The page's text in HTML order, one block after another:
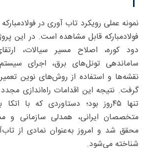
فولادمبارکه قابل مشاهده است. در این
دود کوره، اصلاح مسیر سیالات،
ساماندهی تونل‌های برق، اجرای سیستم
نقشه‌ها و استفاده از روش‌های نوین
تنها ۴۵روز بود؛ دستاوردی که با
متخصصان ایرانی، همدلی سازمانی و
محقق شد و امروز به‌عنوان نمادی از
شناخته می‌شود.